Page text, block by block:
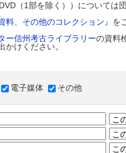
（1部を除く））については
料、その他のコレクション』 を
ー信州考古ライブラリーの資料
けください。
電子媒体 その他